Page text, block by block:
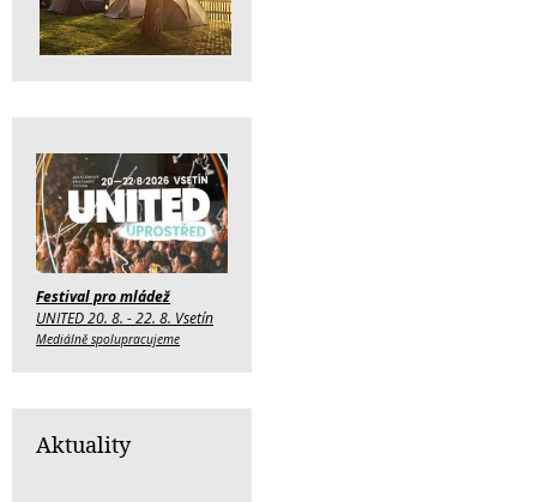
Festival pro mládež
UNITED 20. 8. - 22. 8. Vsetín
Mediálně spolupracujeme
Aktuality